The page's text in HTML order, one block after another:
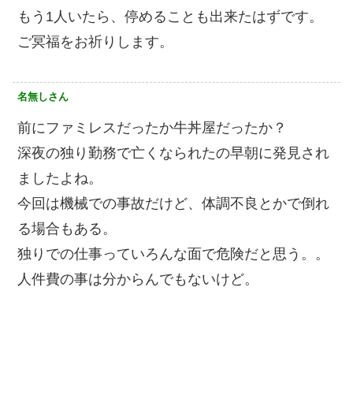
もう1人いたら、停めることも出来たはずです。
ご冥福をお祈りします。
名無しさん
前にファミレスだったか牛丼屋だったか？
深夜の独り勤務で亡くなられたの早朝に発見され
ましたよね。
今回は機械での事故だけど、体調不良とかで倒れ
る場合もある。
独りでの仕事っていろんな面で危険だと思う。。
人件費の事は分からんでもないけど。